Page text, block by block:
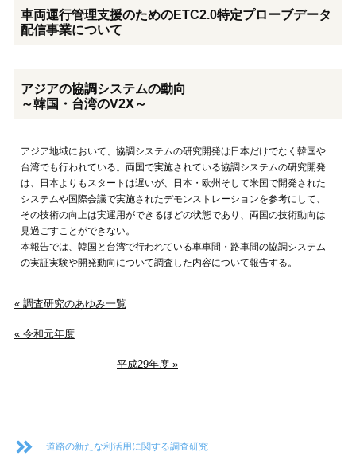
車両運行管理支援のためのETC2.0特定プローブデータ
配信事業について
アジアの協調システムの動向
～韓国・台湾のV2X～
アジア地域において、協調システムの研究開発は日本だけでなく韓国や
台湾でも行われている。両国で実施されている協調システムの研究開発
は、日本よりもスタートは遅いが、日本・欧州そして米国で開発された
システムや国際会議で実施されたデモンストレーションを参考にして、
その技術の向上は実運用ができるほどの状態であり、両国の技術動向は
見過ごすことができない。
本報告では、韓国と台湾で行われている車車間・路車間の協調システム
の実証実験や開発動向について調査した内容について報告する。
« 調査研究のあゆみ一覧
« 令和元年度
平成29年度 »
道路の新たな利活用に関する調査研究